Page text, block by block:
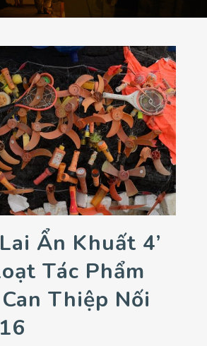
Ẩn Khuất 4’
Tác Phẩm
Thiệp Nối